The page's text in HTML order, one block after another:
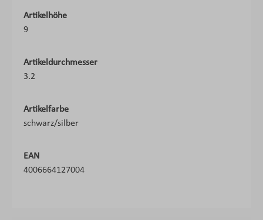
Artikelhöhe
9
Artikeldurchmesser
3.2
Artikelfarbe
schwarz/silber
EAN
4006664127004